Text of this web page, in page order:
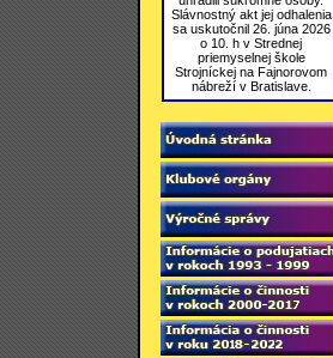
Slávnostný akt jej odhalenia
sa uskutočnil 26. júna 2026
o 10. h v Strednej
priemyselnej škole
Strojníckej na Fajnorovom
nábreží v Bratislave.